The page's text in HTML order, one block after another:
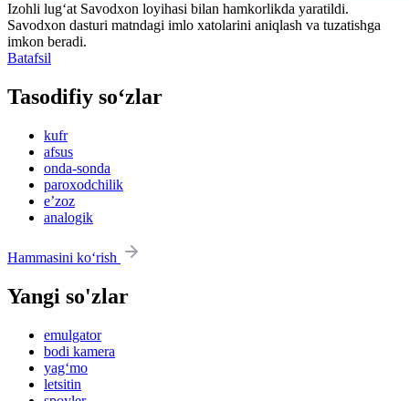
Izohli lugʻat Savodxon loyihasi bilan hamkorlikda yaratildi.
Savodxon dasturi matndagi imlo xatolarini aniqlash va tuzatishga
imkon beradi.
Batafsil
Tasodifiy so‘zlar
kufr
afsus
onda-sonda
paroxodchilik
eʼzoz
analogik
Hammasini ko‘rish
Yangi so'zlar
emulgator
bodi kamera
yag‘mo
letsitin